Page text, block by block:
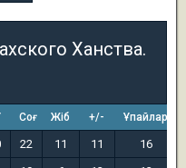
Ханства.
Соғ Жіб +/- Ұпайлар
22 11 11
16